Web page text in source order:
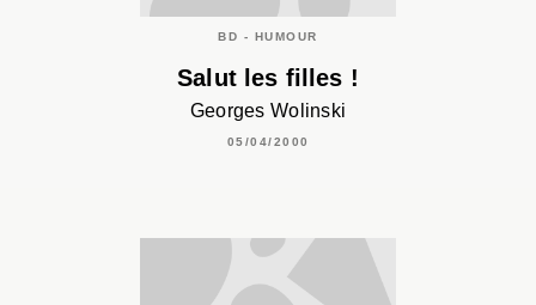
BD - HUMOUR
Salut les filles !
Georges Wolinski
05/04/2000